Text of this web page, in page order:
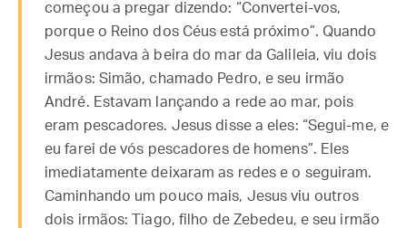
começou a pregar dizendo: “Convertei-vos,
porque o Reino dos Céus está próximo”. Quando
Jesus andava à beira do mar da Galileia, viu dois
irmãos: Simão, chamado Pedro, e seu irmão
André. Estavam lançando a rede ao mar, pois
eram pescadores. Jesus disse a eles: “Segui-me, e
eu farei de vós pescadores de homens”. Eles
imediatamente deixaram as redes e o seguiram.
Caminhando um pouco mais, Jesus viu outros
dois irmãos: Tiago, filho de Zebedeu, e seu irmão